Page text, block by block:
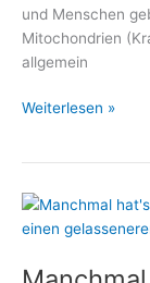
und Menschen
Mitochondrien
allgemein
Alpha-
Abbau
von
Weiterlesen »